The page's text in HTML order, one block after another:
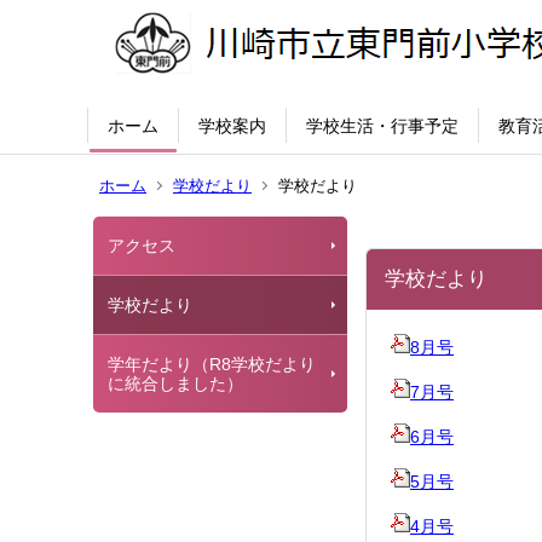
ホーム 学校案内 学校生活・行事予定 教育
ホーム 学校だより 学校だより
アクセス
学校だより
学年だより（R8学校だより
に統合しました）
学校だより
8月号
7月号
6月号
5月号
4月号